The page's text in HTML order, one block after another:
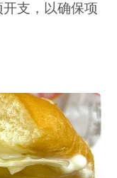
支，以确保项